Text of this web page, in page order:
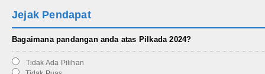
Jejak Pendapat
Bagaimana pandangan anda atas Pilkada 2024?
Tidak Ada Pilihan